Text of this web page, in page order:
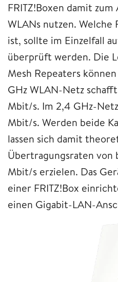
FRITZ!Boxen damit
WLANs nutzen. Welche
ist, sollte im Einzelfall
überprüft werden. Die
Mesh Repeaters
GHz WLAN-Netz
Mbit/s. Im 2,4 GHz-
Mbit/s. Werden beide
lassen sich damit
Übertragungsraten von
Mbit/s erzielen. Das
einer FRITZ!Box
einen Gigabit-LAN-